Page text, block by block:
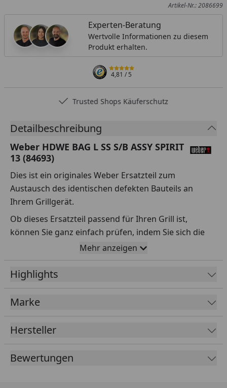
Artikel-Nr.: 2086699
Experten-Beratung
Wertvolle Informationen zu diesem
Produkt erhalten.
4,81/ 5
Trusted Shops Käuferschutz
Detailbeschreibung
Weber HDWE BAG L SS S/B ASSY SPIRIT
13 (84693)
Dies ist ein originales Weber Ersatzteil zum
Austausch des identischen defekten Bauteils an
Ihrem Grillgerät.
Ob dieses Ersatzteil passend für Ihren Grill ist,
können Sie ganz einfach prüfen, indem Sie sich die
Explosionszeichnung Ihres Grills anschauen und dort
das betreffende Teil heraussuchen.
Über die Seriennummer Ihres Grillgeräts kommen Sie
ganz einfach zur passenden Explosionszeichnung.
Geben Sie dafür die Seriennummer
Sollte Ihnen nicht bekannt sein, wo Sie die
Seriennummer finden, klicken Sie bitteHIER.
Mehr anzeigen
Highlights
Marke
Hersteller
Bewertungen